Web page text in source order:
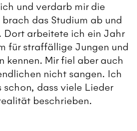
und verdarb mir die
das Studium ab und
Dort arbeitete ich ein Jahr
für straffällige Jungen und
kennen. Mir fiel aber auch
nicht sangen. Ich
dass viele Lieder
beschrieben.